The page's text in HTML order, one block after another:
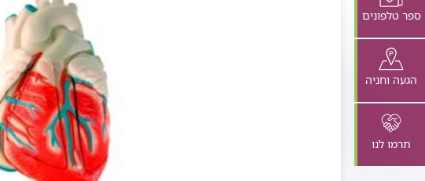
ספר טלפונים
הגעה וחניה
תרמו לנו